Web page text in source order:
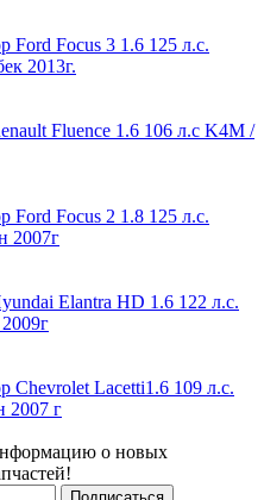
Ford Focus 3 1.6 125 л.с.
2013г.
Fluence 1.6 106 л.с K4M /
Ford Focus 2 1.8 125 л.с.
2007г
Elantra HD 1.6 122 л.с.
Chevrolet Lacetti1.6 109 л.с.
2007 г
о новых